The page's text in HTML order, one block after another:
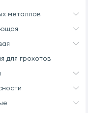
металлов
для грохотов